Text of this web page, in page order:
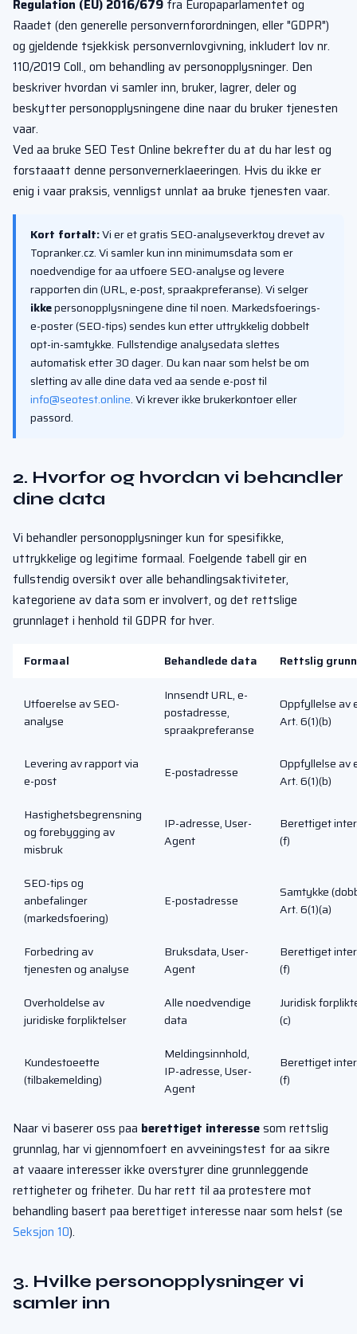
Regulation (EU) 2016/679 fra Europaparlamentet og
Raadet (den generelle personvernforordningen, eller "GDPR")
og gjeldende tsjekkisk personvernlovgivning, inkludert lov nr.
110/2019 Coll., om behandling av personopplysninger. Den
beskriver hvordan vi samler inn, bruker, lagrer, deler og
beskytter personopplysningene dine naar du bruker tjenesten
vaar.
Ved aa bruke SEO Test Online bekrefter du at du har lest og
forstaaatt denne personvernerklaeeringen. Hvis du ikke er
enig i vaar praksis, vennligst unnlat aa bruke tjenesten vaar.
Kort fortalt:Vi er et gratis SEO-analyseverktoy drevet av
Topranker.cz. Vi samler kun inn minimumsdata som er
noedvendige for aa utfoere SEO-analyse og levere
rapporten din (URL, e-post, spraakpreferanse). Vi selger
ikkepersonopplysningene dine til noen. Markedsfoerings-
e-poster (SEO-tips) sendes kun etter uttrykkelig dobbelt
opt-in-samtykke. Fullstendige analysedata slettes
automatisk etter 30 dager. Du kan naar som helst be om
sletting av alle dine data ved aa sende e-post til
info@seotest.online. Vi krever ikke brukerkontoer eller
passord.
2. Hvorfor og hvordan vi behandler
dine data
Vi behandler personopplysninger kun for spesifikke,
uttrykkelige og legitime formaal. Foelgende tabell gir en
fullstendig oversikt over alle behandlingsaktiviteter,
kategoriene av data som er involvert, og det rettslige
grunnlaget i henhold til GDPR for hver.
Formaal Behandlede data Rettslig
Utfoerelse av SEO-
analyse
Innsendt URL, e-
postadresse,
spraakpreferanse
Oppfyllelse av
Art. 6(1)(b)
Levering av rapport via
e-post
E-postadresse
Oppfyllelse av
Art. 6(1)(b)
Hastighetsbegrensning
og forebygging av
misbruk
IP-adresse, User-
Agent
Berettiget
(f)
SEO-tips og
anbefalinger
(markedsfoering)
E-postadresse
Samtykke
Art. 6(1)(a)
Forbedring av
tjenesten og analyse
Bruksdata, User-
Agent
Berettiget
(f)
Overholdelse av
juridiske forpliktelser
Alle noedvendige
data
Juridisk
(c)
Kundestoeette
(tilbakemelding)
Meldingsinnhold,
IP-adresse, User-
Agent
Berettiget
(f)
Naar vi baserer oss paa berettiget interessesom rettslig
grunnlag, har vi gjennomfoert en avveiningstest for aa sikre
at vaaare interesser ikke overstyrer dine grunnleggende
rettigheter og friheter. Du har rett til aa protestere mot
behandling basert paa berettiget interesse naar som helst (se
Seksjon 10).
3. Hvilke personopplysninger vi
samler inn